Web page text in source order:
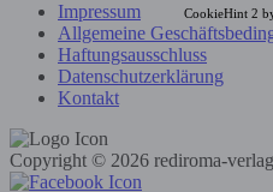
Impressum
Allgemeine
Haftungsausschluss
Datenschutzerklärung
Kontakt
Copyright © 2026 rediroma-
CookieHint 2